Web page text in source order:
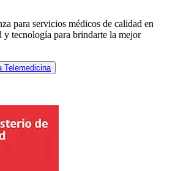
para servicios médicos de calidad en
y tecnología para brindarte la mejor
Telemedicina